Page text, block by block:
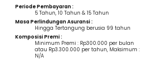
Periode Pembayaran :
5 Tahun, 10 Tahun & 15 Tahun
Masa Perlindungan Asuransi :
Hingga Tertangung berusia 99 tahun
Komposisi Premi :
Minimum Premi : Rp300.000 per bulan
atau Rp3.300.000 per tahun, Maksimum :
N/A